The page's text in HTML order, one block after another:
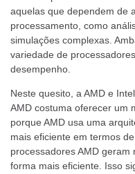
aquelas que dependem de
processamento, como
simulações complexas.
variedade de
desempenho.
Neste quesito, a AMD e
AMD costuma oferecer um
porque AMD usa uma
mais eficiente em termos
processadores AMD
forma mais eficiente. Isso